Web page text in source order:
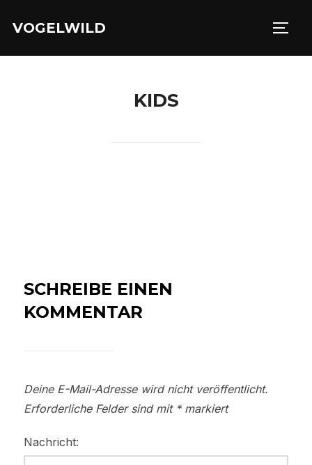
Inhalten
VOGELWILD
KIDS
SCHREIBE EINEN
KOMMENTAR
Deine E-Mail-Adresse wird nicht veröffentlicht.
Erforderliche Felder sind mit *markiert
Nachricht: